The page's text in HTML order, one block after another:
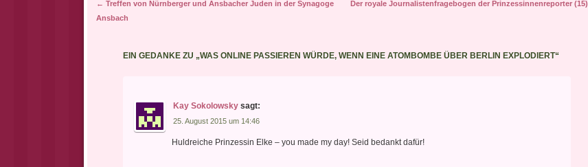
Artikel-Navigation
← Treffen von Nürnberger und Ansbacher Juden in der Synagoge
Ansbach
Der royale Journalistenfragebogen der Prinzessinnenreporter (15)
EIN GEDANKE ZU „WAS ONLINE PASSIEREN WÜRDE, WENN EINE ATOMBOMBE ÜBER BERLIN EXPLODIERT“
Kay Sokolowsky sagt:
25. August 2015 um 14:46
Huldreiche Prinzessin Elke – you made my day! Seid bedankt dafür!